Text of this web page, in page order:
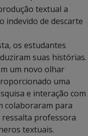
textual a
indevido de descarte
os estudantes
suas histórias.
um novo olhar
uma
e interação com
colaboraram para
ressalta professora
textuais.